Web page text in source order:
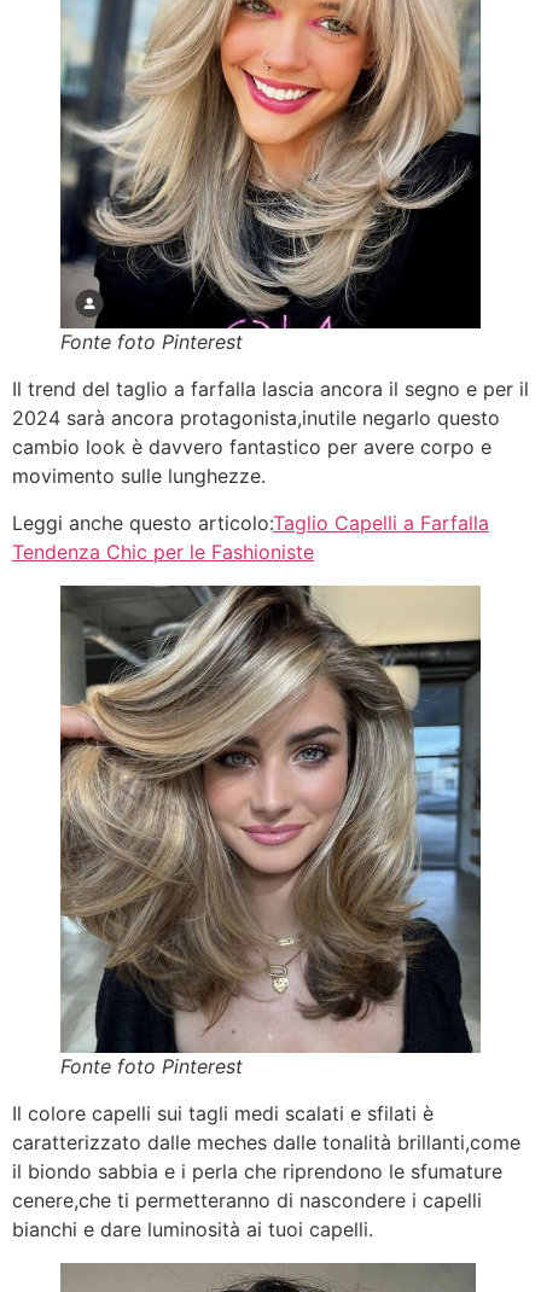
Fonte foto Pinterest
Il trend del taglio a farfalla lascia ancora il segno e per il
2024 sarà ancora protagonista,inutile negarlo questo
cambio look è davvero fantastico per avere corpo e
movimento sulle lunghezze.
Leggi anche questo articolo:Taglio Capelli a Farfalla
Tendenza Chic per le Fashioniste
Fonte foto Pinterest
Il colore capelli sui tagli medi scalati e sfilati è
caratterizzato dalle meches dalle tonalità brillanti,come
il biondo sabbia e i perla che riprendono le sfumature
cenere,che ti permetteranno di nascondere i capelli
bianchi e dare luminosità ai tuoi capelli.